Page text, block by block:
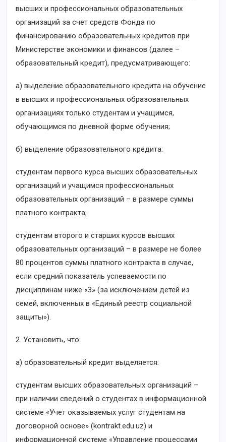
высших и профессиональных образовательных
организаций за счет средств Фонда по
финансированию образовательных кредитов при
Министерстве экономики и финансов (далее –
образовательный кредит), предусматривающего:
а) выделение образовательного кредита на обучение
в высших и профессиональных образовательных
организациях только студентам и учащимся,
обучающимся по дневной форме обучения;
б) выделение образовательного кредита:
студентам первого курса высших образовательных
организаций и учащимся профессиональных
образовательных организаций – в размере суммы
платного контракта;
студентам второго и старших курсов высших
образовательных организаций – в размере не более
80 процентов суммы платного контракта в случае,
если средний показатель успеваемости по
дисциплинам ниже «3» (за исключением детей из
семей, включенных в «Единый реестр социальной
защиты»).
2. Установить, что:
а) образовательный кредит выделяется:
студентам высших образовательных организаций –
при наличии сведений о студентах в информационной
системе «Учет оказываемых услуг студентам на
договорной основе» (kontrakt.edu.uz) и
информационной системе «Управление процессами